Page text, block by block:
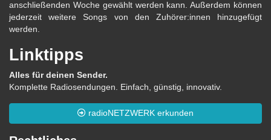
anschließenden Woche gewählt werden kann. Außerdem können
jederzeit weitere Songs von den Zuhörer:innen hinzugefügt
werden.
Linktipps
Alles für deinen Sender.
Komplette Radiosendungen. Einfach, günstig, innovativ.
radioNETZWERK erkunden